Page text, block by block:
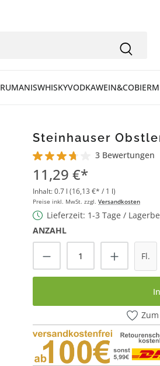
RUMANISWHISKYVODKAWEIN&COBIER
Steinhauser
Durchschnittliche Bewertung
3 Bewertungen
11,29 €*
Inhalt:0.7 l (16,13 €* / 1 l)
Preise inkl. MwSt. zzgl. Versandkosten
Lieferzeit: 1-3 Tage /
ANZAHL
Produkt Anzahl:Fl.